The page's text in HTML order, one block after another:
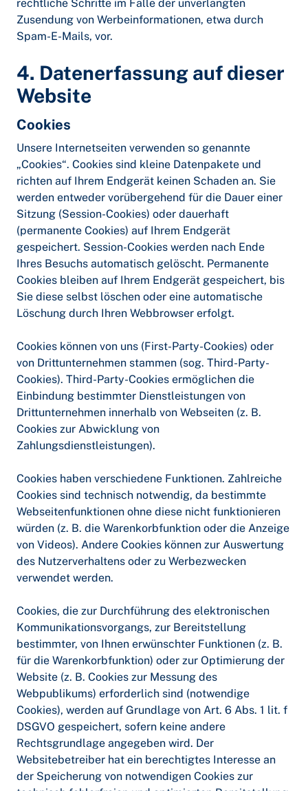
rechtliche Schritte im Falle der unverlangten
Zusendung von Werbeinformationen, etwa durch
Spam-E-Mails, vor.
4. Datenerfassung auf dieser
Website
Cookies
Unsere Internetseiten verwenden so genannte
„Cookies“. Cookies sind kleine Datenpakete und
richten auf Ihrem Endgerät keinen Schaden an. Sie
werden entweder vorübergehend für die Dauer einer
Sitzung (Session-Cookies) oder dauerhaft
(permanente Cookies) auf Ihrem Endgerät
gespeichert. Session-Cookies werden nach Ende
Ihres Besuchs automatisch gelöscht. Permanente
Cookies bleiben auf Ihrem Endgerät gespeichert, bis
Sie diese selbst löschen oder eine automatische
Löschung durch Ihren Webbrowser erfolgt.
Cookies können von uns (First-Party-Cookies) oder
von Drittunternehmen stammen (sog. Third-Party-
Cookies). Third-Party-Cookies ermöglichen die
Einbindung bestimmter Dienstleistungen von
Drittunternehmen innerhalb von Webseiten (z. B.
Cookies zur Abwicklung von
Zahlungsdienstleistungen).
Cookies haben verschiedene Funktionen. Zahlreiche
Cookies sind technisch notwendig, da bestimmte
Webseitenfunktionen ohne diese nicht funktionieren
würden (z. B. die Warenkorbfunktion oder die Anzeige
von Videos). Andere Cookies können zur Auswertung
des Nutzerverhaltens oder zu Werbezwecken
verwendet werden.
Cookies, die zur Durchführung des elektronischen
Kommunikationsvorgangs, zur Bereitstellung
bestimmter, von Ihnen erwünschter Funktionen (z. B.
für die Warenkorbfunktion) oder zur Optimierung der
Website (z. B. Cookies zur Messung des
Webpublikums) erforderlich sind (notwendige
Cookies), werden auf Grundlage von Art. 6 Abs. 1 lit. f
DSGVO gespeichert, sofern keine andere
Rechtsgrundlage angegeben wird. Der
Websitebetreiber hat ein berechtigtes Interesse an
der Speicherung von notwendigen Cookies zur